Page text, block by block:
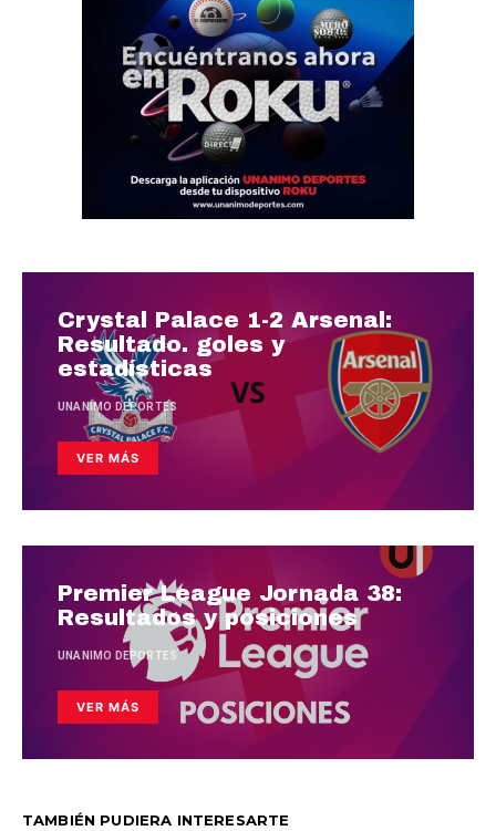
Crystal Palace 1-2 Arsenal:
Resultado. goles y
estadísticas
UNANIMO DEPORTES
VER MÁS
Premier League Jornada 38:
Resultados y posiciones
UNANIMO DEPORTES
VER MÁS
TAMBIÉN PUDIERA INTERESARTE